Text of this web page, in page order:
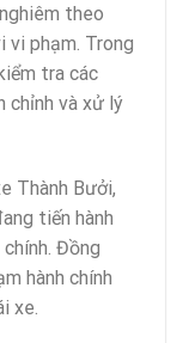
theo
vi phạm. Trong
tra các
chỉnh và xử lý
Thành Bưởi,
tiến hành
Đồng
hành chính
xe.